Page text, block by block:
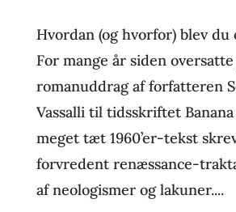
Hvordan (og hvorfor) blev
For mange år siden
romanuddrag af forfatteren
Vassalli til tidsskriftet
meget tæt 1960’er-tekst
forvredent renæssance-
af neologismer og lakuner....